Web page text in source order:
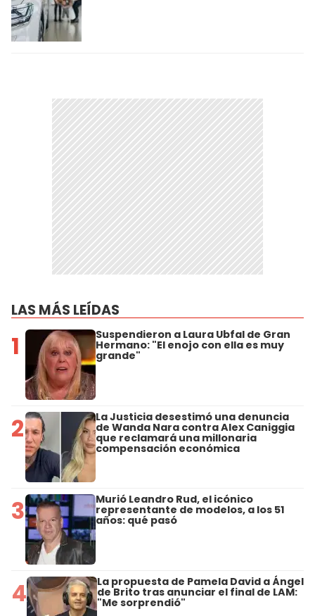
LAS MÁS LEÍDAS
1 Suspendieron a Laura Ubfal de Gran
Hermano: "El enojo con ella es muy
grande"
2 La Justicia desestimó una denuncia
de Wanda Nara contra Alex Caniggia
que reclamará una millonaria
compensación económica
3 Murió Leandro Rud, el icónico
representante de modelos, a los 51
años: qué pasó
4 La propuesta de Pamela David a Ángel
de Brito tras anunciar el final de LAM:
"Me sorprendió"